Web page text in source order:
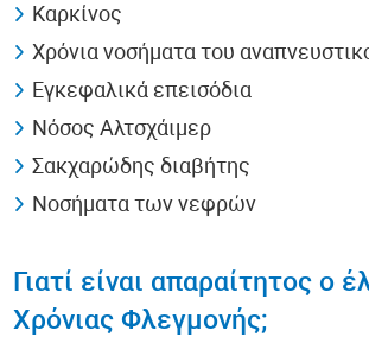
Καρκίνος
Χρόνια νοσήματα του
Εγκεφαλικά επεισόδια
Νόσος Αλτσχάιμερ
Σακχαρώδης διαβήτης
Νοσήματα των νεφρών
Γιατί είναι απαραίτητος ο
Χρόνιας Φλεγμονής;